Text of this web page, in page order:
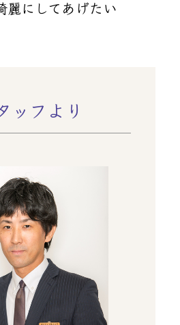
麗にしてあげたい
ッフより